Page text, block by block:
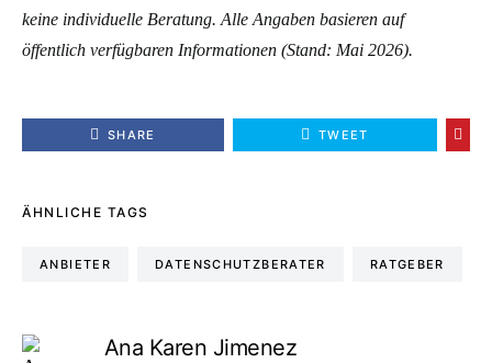
keine individuelle Beratung. Alle Angaben basieren auf
öffentlich verfügbaren Informationen (Stand: Mai 2026).
SHARE TWEET
ÄHNLICHE TAGS
ANBIETER DATENSCHUTZBERATER RATGEBER
Ana Karen Jimenez